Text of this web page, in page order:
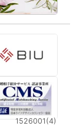
1526001(4)